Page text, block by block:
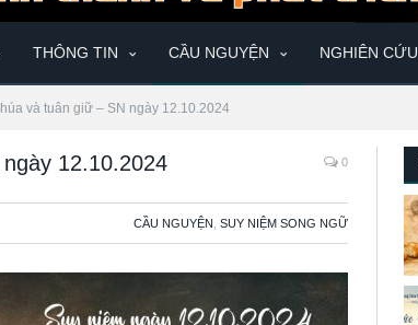
THÔNG TIN CẦU NGUYỆN NGHIÊN CỨU
và tuân giữ – SN ngày 12.10.2024
12.10.2024 0
CẦU NGUYỆN SUY NIỆM SONG NGỮ